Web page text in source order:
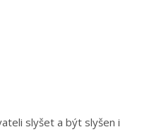
slyšet a být slyšen i